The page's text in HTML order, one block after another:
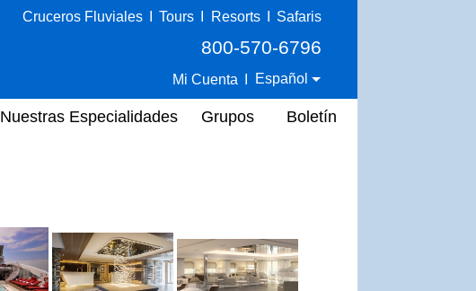
Cruceros Fluviales Tours Resorts Safaris
800-570-6796
Mi Cuenta Español
Nuestras Especialidades Grupos Boletín